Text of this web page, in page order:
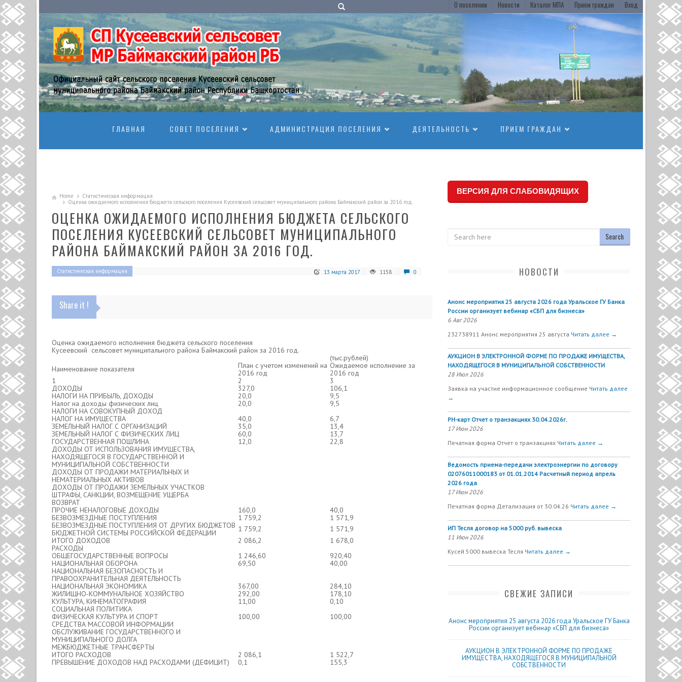
О поселении Новости Каталог МПА Прием граждан Вход
ГЛАВНАЯ
СОВЕТ ПОСЕЛЕНИЯ АДМИНИСТРАЦИЯ ПОСЕЛЕНИЯ ДЕЯТЕЛЬНОСТЬ ПРИЕМ ГРАЖДАН
Home
Статистическая информация
Оценка ожидаемого исполнения бюджета сельского поселения Кусеевский сельсовет муниципального района Баймакский район за 2016 год.
ОЦЕНКА ОЖИДАЕМОГО ИСПОЛНЕНИЯ БЮДЖЕТА СЕЛЬСКОГО
ПОСЕЛЕНИЯ КУСЕЕВСКИЙ СЕЛЬСОВЕТ МУНИЦИПАЛЬНОГО
РАЙОНА БАЙМАКСКИЙ РАЙОН ЗА 2016 ГОД.
Статистическая информация 13 марта 2017 1158 0
Share it !
Оценка ожидаемого исполнения бюджета сельского поселения
Кусеевский сельсовет муниципального района Баймакский район за 2016 год.
(тыс.рублей)
Наименование показателя
План с учетом изменений на
2016 год
Ожидаемое исполнение за
2016 год
1
2
3
ДОХОДЫ
327,0
106,1
НАЛОГИ НА ПРИБЫЛЬ, ДОХОДЫ
20,0
9,5
Налог на доходы физических лиц
20,0
9,5
НАЛОГИ НА СОВОКУПНЫЙ ДОХОД
НАЛОГ НА ИМУЩЕСТВА
40,0
6,7
ЗЕМЕЛЬНЫЙ НАЛОГ С ОРГАНИЗАЦИЙ
35,0
13,4
ЗЕМЕЛЬНЫЙ НАЛОГ С ФИЗИЧЕСКИХ ЛИЦ
60,0
13,7
ГОСУДАРСТВЕННАЯ ПОШЛИНА
12,0
22,8
ДОХОДЫ ОТ ИСПОЛЬЗОВАНИЯ ИМУЩЕСТВА,
НАХОДЯЩЕГОСЯ В ГОСУДАРСТВЕННОЙ И
МУНИЦИПАЛЬНОЙ СОБСТВЕННОСТИ
ДОХОДЫ ОТ ПРОДАЖИ МАТЕРИАЛЬНЫХ И
НЕМАТЕРИАЛЬНЫХ АКТИВОВ
ДОХОДЫ ОТ ПРОДАЖИ ЗЕМЕЛЬНЫХ УЧАСТКОВ
ШТРАФЫ, САНКЦИИ, ВОЗМЕЩЕНИЕ УЩЕРБА
ВОЗВРАТ
ПРОЧИЕ НЕНАЛОГОВЫЕ ДОХОДЫ
160,0
40,0
БЕЗВОЗМЕЗДНЫЕ ПОСТУПЛЕНИЯ
1 759,2
1 571,9
БЕЗВОЗМЕЗДНЫЕ ПОСТУПЛЕНИЯ ОТ ДРУГИХ БЮДЖЕТОВ
БЮДЖЕТНОЙ СИСТЕМЫ РОССИЙСКОЙ ФЕДЕРАЦИИ
1 759,2
1 571,9
ИТОГО ДОХОДОВ
2 086,2
1 678,0
РАСХОДЫ
ОБЩЕГОСУДАРСТВЕННЫЕ ВОПРОСЫ
1 246,60
920,40
НАЦИОНАЛЬНАЯ ОБОРОНА
69,50
40,00
НАЦИОНАЛЬНАЯ БЕЗОПАСНОСТЬ И
ПРАВООХРАНИТЕЛЬНАЯ ДЕЯТЕЛЬНОСТЬ
НАЦИОНАЛЬНАЯ ЭКОНОМИКА
367,00
284,10
ЖИЛИЩНО-КОММУНАЛЬНОЕ ХОЗЯЙСТВО
292,00
178,10
КУЛЬТУРА, КИНЕМАТОГРАФИЯ
11,00
0,10
СОЦИАЛЬНАЯ ПОЛИТИКА
ФИЗИЧЕСКАЯ КУЛЬТУРА И СПОРТ
100,00
100,00
СРЕДСТВА МАССОВОЙ ИНФОРМАЦИИ
ОБСЛУЖИВАНИЕ ГОСУДАРСТВЕННОГО И
МУНИЦИПАЛЬНОГО ДОЛГА
МЕЖБЮДЖЕТНЫЕ ТРАНСФЕРТЫ
ИТОГО РАСХОДОВ
2 086,1
1 522,7
ПРЕВЫШЕНИЕ ДОХОДОВ НАД РАСХОДАМИ (ДЕФИЦИТ)
0,1 155,3
ВЕРСИЯ ДЛЯ СЛАБОВИДЯЩИХ
НОВОСТИ
Анонс мероприятия 25 августа 2026 года Уральское ГУ Банка
России организует вебинар «СБП для бизнеса»
6 Авг 2026
232738911 Анонс мероприятия 25 августа Читать далее →
АУКЦИОН В ЭЛЕКТРОННОЙ ФОРМЕ ПО ПРОДАЖЕ ИМУЩЕСТВА,
НАХОДЯЩЕГОСЯ В МУНИЦИПАЛЬНОЙ СОБСТВЕННОСТИ
28 Июл 2026
Заявка на участие информационное сообщение Читать далее
→
РН-карт Отчет о транзакциях 30.04.2026г.
17 Июн 2026
Печатная форма Отчет о транзакциях Читать далее →
Ведомость приема-передачи электроэнергии по договору
02076011000183 от 01.01.2014 Расчетный период апрель
2026 года
17 Июн 2026
Печатная форма Детализация от 30.04.26 Читать далее →
ИП Тесля договор на 5000 руб. вывеска
11 Июн 2026
Кусей 5000 вывеска Тесля Читать далее →
СВЕЖИЕ ЗАПИСИ
Анонс мероприятия 25 августа 2026 года Уральское ГУ Банка
России организует вебинар «СБП для бизнеса»
АУКЦИОН В ЭЛЕКТРОННОЙ ФОРМЕ ПО ПРОДАЖЕ
ИМУЩЕСТВА, НАХОДЯЩЕГОСЯ В МУНИЦИПАЛЬНОЙ
СОБСТВЕННОСТИ